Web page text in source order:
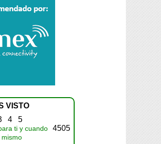
VISTO
4 5
ti y cuando
4505